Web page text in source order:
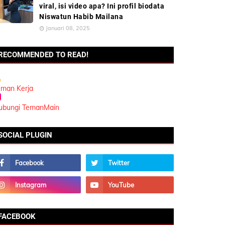
viral, isi video apa? Ini profil biodata
Niswatun Habib Mailana
Januari 08, 2025
TO READ!
Kerja
TemanMain
PLUGIN